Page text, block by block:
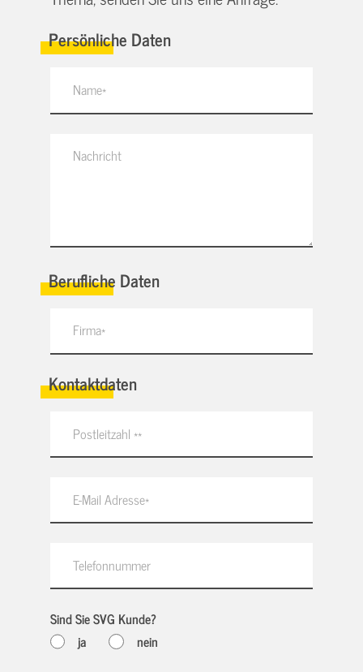
Persönliche Daten
Berufliche Daten
Kontaktdaten
Sind Sie SVG Kunde?
ja
nein